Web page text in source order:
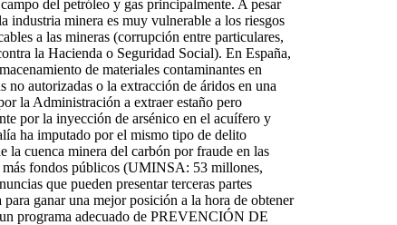
del petróleo y gas principalmente. A pesar
industria minera es muy vulnerable a los riesgos
a las mineras (corrupción entre particulares,
la Hacienda o Seguridad Social). En España,
de materiales contaminantes en
autorizadas o la extracción de áridos en una
la Administración a extraer estaño pero
por la inyección de arsénico en el acuífero y
ha imputado por el mismo tipo de delito
la cuenca minera del carbón por fraude en las
más fondos públicos (UMINSA: 53 millones,
que pueden presentar terceras partes
ganar una mejor posición a la hora de obtener
un programa adecuado de PREVENCIÓN DE